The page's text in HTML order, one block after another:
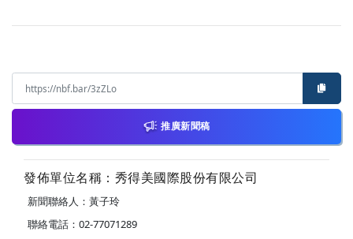
推廣新聞稿
發佈單位名稱：秀得美國際股份有限公司
新聞聯絡人：黃子玲
聯絡電話：02-77071289